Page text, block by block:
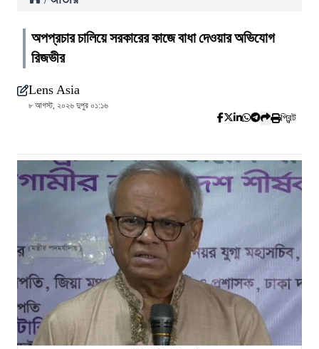
অপপ্রচার চালিয়ে সরকারের কাজে বাধা দেওয়ার অভিযোগ
রিজভীর
Lens Asia
৮ আগস্ট, ২০২৬ দুপুর ০১:১৬
প্রিন্ট